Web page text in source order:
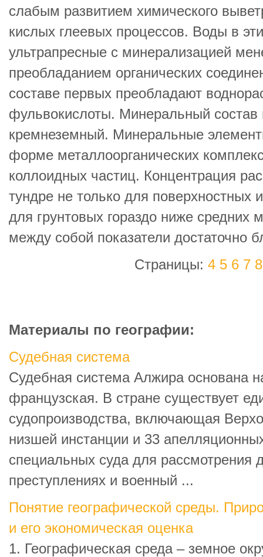
слабым развитием химического
кислых глеевых процессов. Воды в
ультрапресные с минерализацией
преобладанием органических
составе первых преобладают
фульвокислоты. Минеральный состав
кремнеземный. Минеральные
форме металлоорганических
коллоидных частиц. Концентрация
тундре не только для
для грунтовых гораздо ниже средних
между собой показатели достаточно
Страницы: 4 5 6 7 8
Материалы по географии:
Судебная система
Судебная система Алжира основана
французская. В стране существует
судопроизводства, включающая
низшей инстанции и 33
специальных суда для рассмотрения
преступлениях и военный ...
Понятие географической среды.
и его экономическая оценка
1. Географическая среда – земное